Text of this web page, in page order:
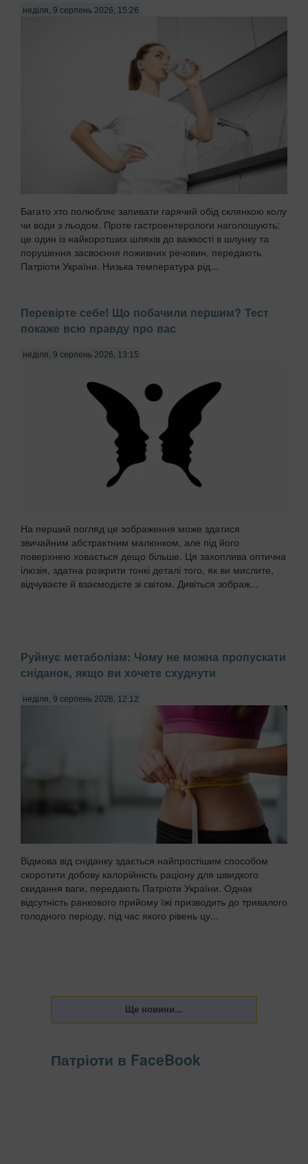
неділя, 9 серпень 2026, 15:26
Багато хто полюбляє запивати гарячий обід склянкою колу
чи води з льодом. Проте гастроентерологи наголошують:
це один із найкоротших шляхів до важкості в шлунку та
порушення засвоєння поживних речовин, передають
Патріоти України. Низька температура рід...
Перевірте себе! Що побачили першим? Тест
покаже всю правду про вас
неділя, 9 серпень 2026, 13:15
На перший погляд це зображення може здатися
звичайним абстрактним малюнком, але під його
поверхнею ховається дещо більше. Ця захоплива оптична
ілюзія, здатна розкрити тонкі деталі того, як ви мислите,
відчуваєте й взаємодієте зі світом. Дивіться зображ...
Руйнує метаболізм: Чому не можна пропускати
сніданок, якщо ви хочете схуднути
неділя, 9 серпень 2026, 12:12
Відмова від сніданку здається найпростішим способом
скоротити добову калорійність раціону для швидкого
скидання ваги, передають Патріоти України. Однак
відсутність ранкового прийому їжі призводить до тривалого
голодного періоду, під час якого рівень цу...
Патріоти в FaceBook